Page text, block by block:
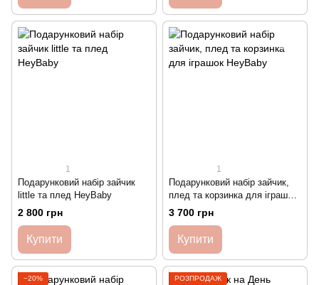
1
Подарунковий набір зайчик
little та плед HeyBaby
2 800 грн
Купити
1
Подарунковий набір зайчик,
плед та корзинка для іграшок
HeyBaby
3 700 грн
Купити
−20%
РОЗПРОДАЖ